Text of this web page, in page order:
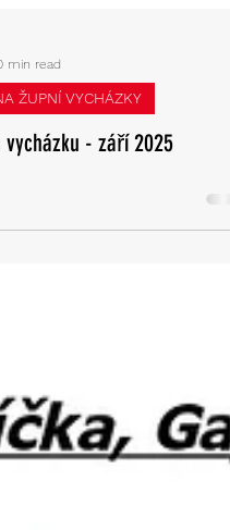
min read
vycházku - září 2025